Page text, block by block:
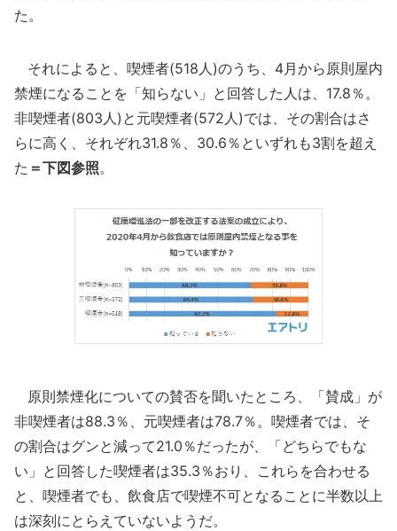
た。
それによると、喫煙者(518人)のうち、4月から原則屋内
禁煙になることを「知らない」と回答した人は、17.8％。
非喫煙者(803人)と元喫煙者(572人)では、その割合はさ
らに高く、それぞれ31.8％、30.6％といずれも3割を超え
た ＝下図参照。
原則禁煙化についての賛否を聞いたところ、「賛成」が
非喫煙者は88.3％、元喫煙者は78.7％。喫煙者では、そ
の割合はグンと減って21.0％だったが、「どちらでもな
い」と回答した喫煙者は35.3％おり、これらを合わせる
と、喫煙者でも、飲食店で喫煙不可となることに半数以上
は深刻にとらえていないようだ。